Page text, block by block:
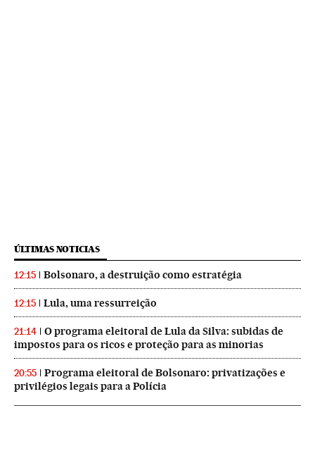
ÚLTIMAS NOTICIAS
12:15 Bolsonaro, a destruição como estratégia
12:15 Lula, uma ressurreição
21:14
O programa eleitoral de Lula da Silva: subidas de
impostos para os ricos e proteção para as minorias
20:55
Programa eleitoral de Bolsonaro: privatizações e
privilégios legais para a Polícia